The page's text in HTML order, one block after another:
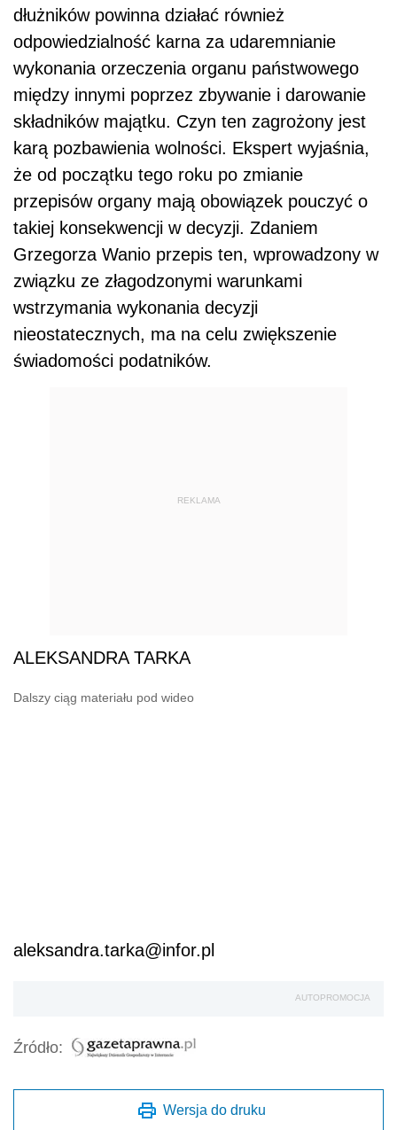
dłużników powinna działać również
odpowiedzialność karna za udaremnianie
wykonania orzeczenia organu państwowego
między innymi poprzez zbywanie i darowanie
składników majątku. Czyn ten zagrożony jest
karą pozbawienia wolności. Ekspert wyjaśnia,
że od początku tego roku po zmianie
przepisów organy mają obowiązek pouczyć o
takiej konsekwencji w decyzji. Zdaniem
Grzegorza Wanio przepis ten, wprowadzony w
związku ze złagodzonymi warunkami
wstrzymania wykonania decyzji
nieostatecznych, ma na celu zwiększenie
świadomości podatników.
REKLAMA
ALEKSANDRA TARKA
Dalszy ciąg materiału pod wideo
aleksandra.tarka@infor.pl
AUTOPROMOCJA
Źródło:
Wersja do druku